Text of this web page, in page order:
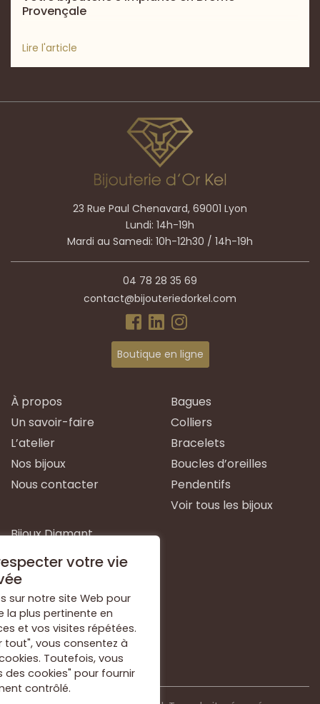
Provençale
Lire l'article
23 Rue Paul Chenavard, 69001 Lyon
Lundi: 14h-19h
Mardi au Samedi: 10h-12h30 / 14h-19h
04 78 28 35 69
contact@bijouteriedorkel.com
Boutique en ligne
À propos
Un savoir-faire
L’atelier
Nos bijoux
Nous contacter
Bagues
Colliers
Bracelets
Boucles d’oreilles
Pendentifs
Voir tous les bijoux
Bijoux Diamant
Bijoux Emeraude
Bijoux Or Blanc
Bijoux Or Jaune
Bijoux Argent
Voir tous les types de
bijoux
votre vie
sur notre site Web pour
la plus pertinente en
et vos visites répétées.
tout", vous consentez à
Toutefois, vous
des cookies" pour fournir
contrôlé.